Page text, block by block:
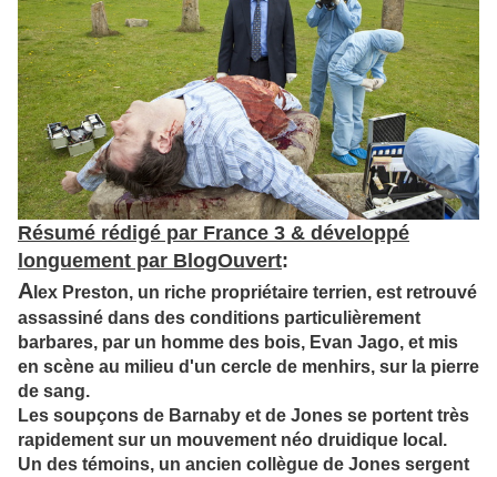
Résumé rédigé par France 3 & développé
longuement par BlogOuvert:
A lex Preston, un riche propriétaire terrien, est retrouvé
assassiné dans des conditions particulièrement
barbares, par un homme des bois, Evan Jago, et mis
en scène au milieu d'un cercle de menhirs, sur la pierre
de sang.
Les soupçons de Barnaby et de Jones se portent très
rapidement sur un mouvement néo druidique local.
Un des témoins, un ancien collègue de Jones sergent